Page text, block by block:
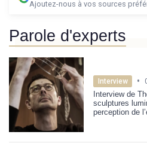
Ajoutez-nous à vos sources
Parole d'experts
Interview •
Interview de
sculptures
perception de